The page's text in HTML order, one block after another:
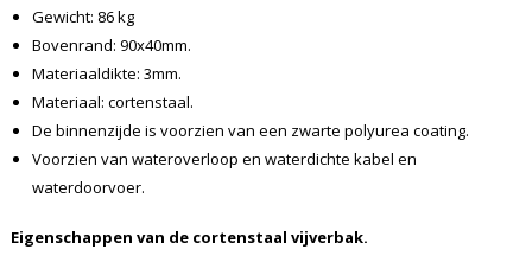
Gewicht: 86 kg
Bovenrand: 90x40mm.
Materiaaldikte: 3mm.
Materiaal: cortenstaal.
De binnenzijde is voorzien van een zwarte polyurea coating.
Voorzien van wateroverloop en waterdichte kabel en
waterdoorvoer.
Eigenschappen van de cortenstaal vijverbak.